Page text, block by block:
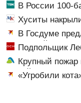
В России 100-
олимпиадников: в
Хуситы
жертвВ Госдуме
родителей
Подпольщик
Крупный пожар
жилой дом
«Угробили